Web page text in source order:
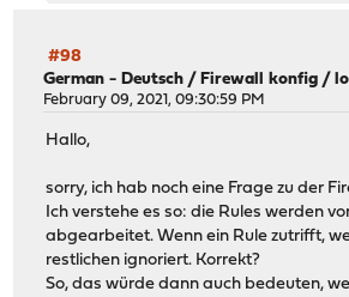
#98
German - Deutsch / Firewall konfig /
February 09, 2021, 09:30:59 PM
Hallo,
sorry, ich hab noch eine Frage zu der
Ich verstehe es so: die Rules werden
abgearbeitet. Wenn ein Rule zutrifft,
restlichen ignoriert. Korrekt?
So, das würde dann auch bedeuten,